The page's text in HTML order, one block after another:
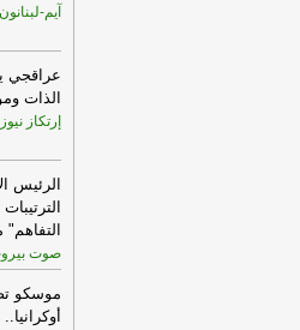
آيم-لبنانون
عراقجي
الذات
إرتكاز نيوز
الرئيس
التفاهم"
صوت
موسكو